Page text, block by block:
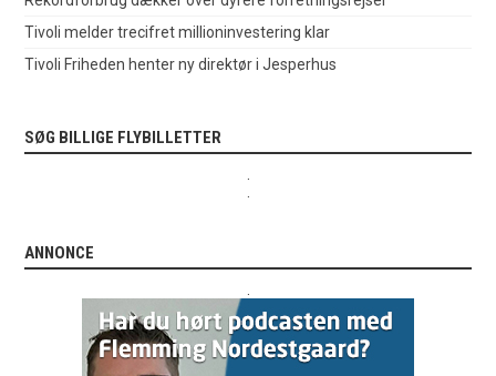
Tivoli melder trecifret millioninvestering klar
Tivoli Friheden henter ny direktør i Jesperhus
SØG BILLIGE FLYBILLETTER
ANNONCE